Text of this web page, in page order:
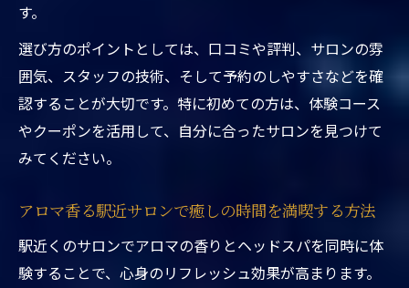
の癒し体験
アロマが香る個室ヘッドスパのリラックス
効果とは
駅近くで味わえる東京都台東区ヘッドスパ
のプライベート感
癒し時間
東京都台東区ヘッドスパ駅近く個室サロン
の選び方
す。
選び方のポイントとしては、口コミや評判、サロンの雰
囲気、スタッフの技術、そして予約のしやすさなどを確
認することが大切です。特に初めての方は、体験コース
やクーポンを活用して、自分に合ったサロンを見つけて
みてください。
アロマ香る駅近サロンで癒しの時間を満喫する方法
駅近くのサロンでアロマの香りとヘッドスパを同時に体
験することで、心身のリフレッシュ効果が高まります。